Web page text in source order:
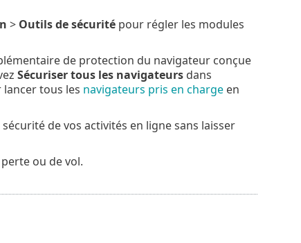
> Outils de sécuritépour régler les modules
de protection du navigateur conçue
Sécuriser tous les navigateursdans
lancer tous les navigateurs pris en chargeen
de vos activités en ligne sans laisser
ou de vol.